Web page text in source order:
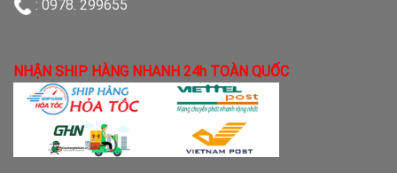
: 0978. 299655
NHẬN SHIP HÀNG NHANH 24h TOÀN QUỐC